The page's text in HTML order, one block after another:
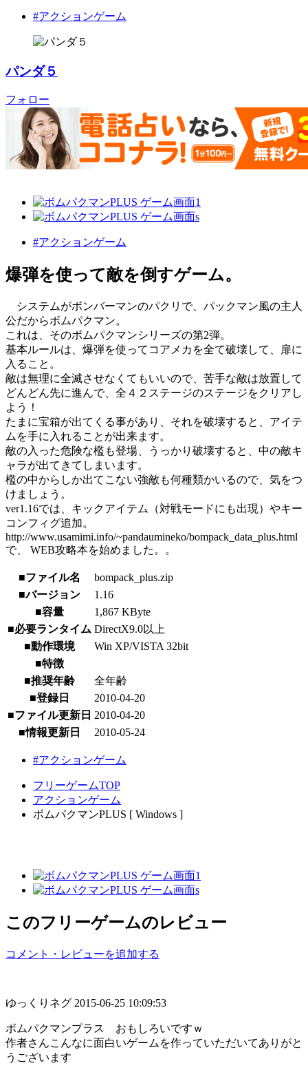
#アクションゲーム
パンダ５
フォロー
#アクションゲーム
爆弾を使って敵を倒すゲーム。
システムがボンバーマンのパクリで、パックマン風の主人
公だからボムパクマン。
これは、そのボムパクマンシリーズの第2弾。
基本ルールは、爆弾を使ってコアメカを全て破壊して、扉に
入ること。
敵は無理に全滅させなくてもいいので、苦手な敵は放置して
どんどん先に進んで、全４２ステージのステージをクリアし
よう！
たまに宝箱が出てくる事があり、それを破壊すると、アイテ
ムを手に入れることが出来ます。
敵の入った危険な檻も登場、うっかり破壊すると、中の敵キ
ャラが出てきてしまいます。
檻の中からしか出てこない強敵も何種類かいるので、気をつ
けましょう。
ver1.16では、キックアイテム（対戦モードにも出現）やキー
コンフィグ追加。
http://www.usamimi.info/~pandaumineko/bompack_data_plus.html
で、 WEB攻略本を始めました。。
■ファイル名
bompack_plus.zip
■バージョン
1.16
■容量
1,867 KByte
■必要ランタイム DirectX9.0以上
■動作環境
Win XP/VISTA 32bit
■特徴
■推奨年齢
全年齢
■登録日
2010-04-20
■ファイル更新日 2010-04-20
■情報更新日
2010-05-24
#アクションゲーム
フリーゲームTOP
アクションゲーム
ボムパクマンPLUS [ Windows ]
このフリーゲームのレビュー
コメント・レビューを追加する
ゆっくりネグ 2015-06-25 10:09:53
ボムパクマンプラス おもしろいですｗ
作者さんこんなに面白いゲームを作っていただいてありがと
うございます